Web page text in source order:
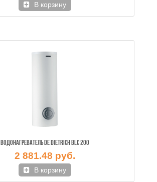
В корзину
ВОДОНАГРЕВАТЕЛЬ DE DIETRICH BLC 200
2 881.48 руб.
В корзину